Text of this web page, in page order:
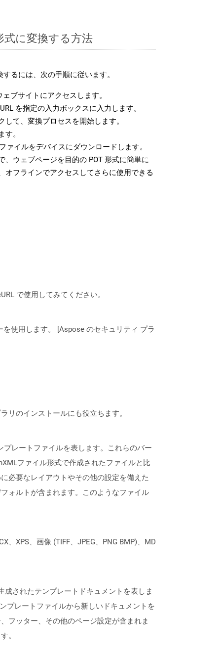
式に変換する方法
るには、次の手順に従います。
ェブサイトにアクセスします。
を指定の入力ボックスに入力します。
して、変換プロセスを開始します。
。
ァイルをデバイスにダウンロードします。
、ウェブページを目的の POT 形式に簡単に
オフラインでアクセスしてさらに使用できる
で使用してみてください。
使用します。 [Aspose のセキュリティ プラ
リのインストールにも役立ちます。
レートファイルを表します。これらのバー
ファイル形式で作成されたファイルと比
必要なレイアウトやその他の設定を備えた
ォルトが含まれます。このようなファイル
XPS、画像 (TIFF、JPEG、PNG BMP)、MD
成されたテンプレートドキュメントを表しま
プレートファイルから新しいドキュメントを
フッター、その他のページ設定が含まれま
。